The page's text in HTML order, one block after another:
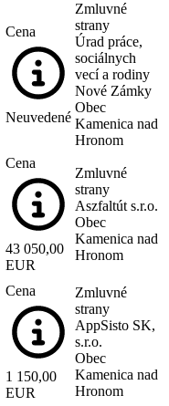
Cena
Neuvedené
Zmluvné
strany
Úrad práce,
sociálnych
vecí a rodiny
Nové Zámky
Obec
Kamenica nad
Hronom
Cena
43 050,00
EUR
Zmluvné
strany
Aszfaltút s.r.o.
Obec
Kamenica nad
Hronom
Cena
1 150,00
EUR
Zmluvné
strany
AppSisto SK,
s.r.o.
Obec
Kamenica nad
Hronom